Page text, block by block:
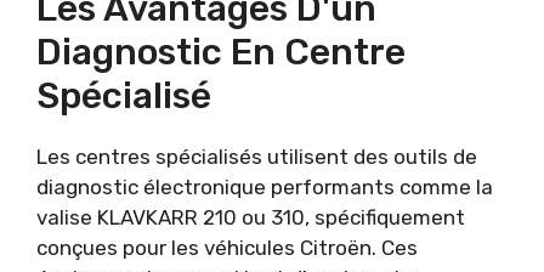
Les Avantages D'un
Diagnostic En Centre
Spécialisé
Les centres spécialisés utilisent des outils de
diagnostic électronique performants comme la
valise KLAVKARR 210 ou 310, spécifiquement
conçues pour les véhicules Citroën. Ces